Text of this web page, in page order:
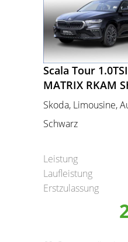
Scala Tour
MATRIX RKAM
Skoda, Limousine,
Schwarz
Leistung
Laufleistung
Erstzulassung